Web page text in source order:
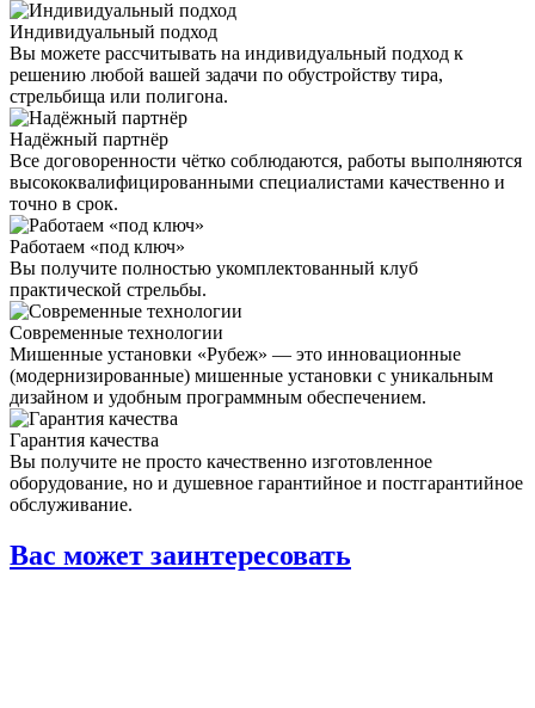
Индивидуальный подход
Вы можете рассчитывать на индивидуальный подход к
решению любой вашей задачи по обустройству тира,
стрельбища или полигона.
Надёжный партнёр
Все договоренности чётко соблюдаются, работы выполняются
высококвалифицированными специалистами качественно и
точно в срок.
Работаем «под ключ»
Вы получите полностью укомплектованный клуб
практической стрельбы.
Современные технологии
Мишенные установки «Рубеж» — это инновационные
(модернизированные) мишенные установки с уникальным
дизайном и удобным программным обеспечением.
Гарантия качества
Вы получите не просто качественно изготовленное
оборудование, но и душевное гарантийное и постгарантийное
обслуживание.
Вас может заинтересовать